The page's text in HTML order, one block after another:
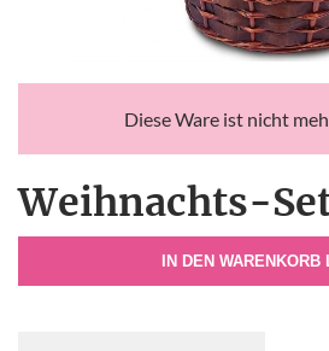
Diese Ware ist nicht
Weihnachts-
IN DEN WARENKORB